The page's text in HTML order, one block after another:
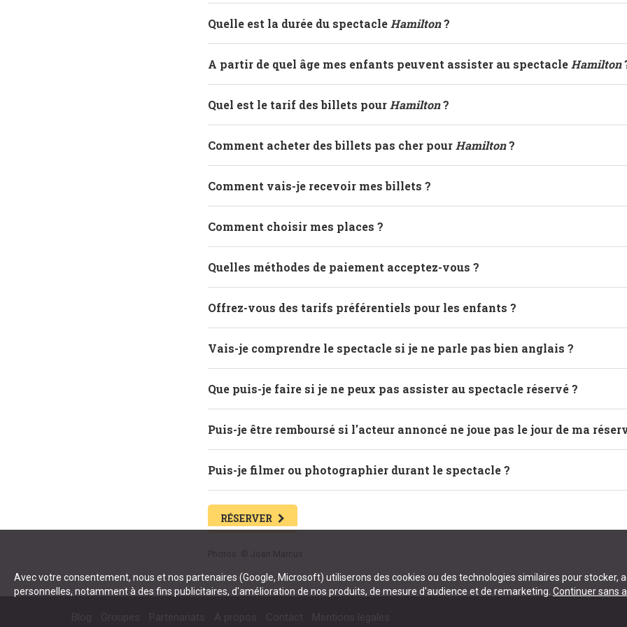
Quelle est la durée du spectacle Hamilton?
A partir de quel âge mes enfants peuvent assister au spectacle Hamilton
Quel est le tarif des billets pour Hamilton?
Comment acheter des billets pas cher pour Hamilton?
Comment vais-je recevoir mes billets ?
Comment choisir mes places ?
Quelles méthodes de paiement acceptez-vous ?
Offrez-vous des tarifs préférentiels pour les enfants ?
Vais-je comprendre le spectacle si je ne parle pas bien anglais ?
Que puis-je faire si je ne peux pas assister au spectacle réservé ?
Puis-je être remboursé si l'acteur annoncé ne joue pas le jour de ma
Puis-je filmer ou photographier durant le spectacle ?
RÉSERVER
Avec votre consentement, nous et nos partenaires (Google, Microsoft) utiliserons des cookies ou des technologies similaires pour stocker,
personnelles, notamment à des fins publicitaires, d'amélioration de nos produits, de mesure d'audience et de remarketing. Continuer sans